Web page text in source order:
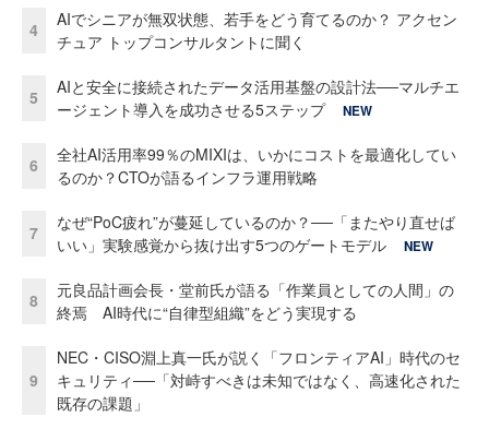
4
AIでシニアが無双状態、若手をどう育てるのか？ アクセン
チュア トップコンサルタントに聞く
5
AIと安全に接続されたデータ活用基盤の設計法──マルチエ
ージェント導入を成功させる5ステップ
NEW
6
全社AI活用率99％のMIXIは、いかにコストを最適化してい
るのか？CTOが語るインフラ運用戦略
7
なぜ“PoC疲れ”が蔓延しているのか？──「またやり直せば
いい」実験感覚から抜け出す5つのゲートモデル
NEW
8
元良品計画会長・堂前氏が語る「作業員としての人間」の
終焉 AI時代に“自律型組織”をどう実現する
9
NEC・CISO淵上真一氏が説く「フロンティアAI」時代のセ
キュリティ──「対峙すべきは未知ではなく、高速化された
既存の課題」